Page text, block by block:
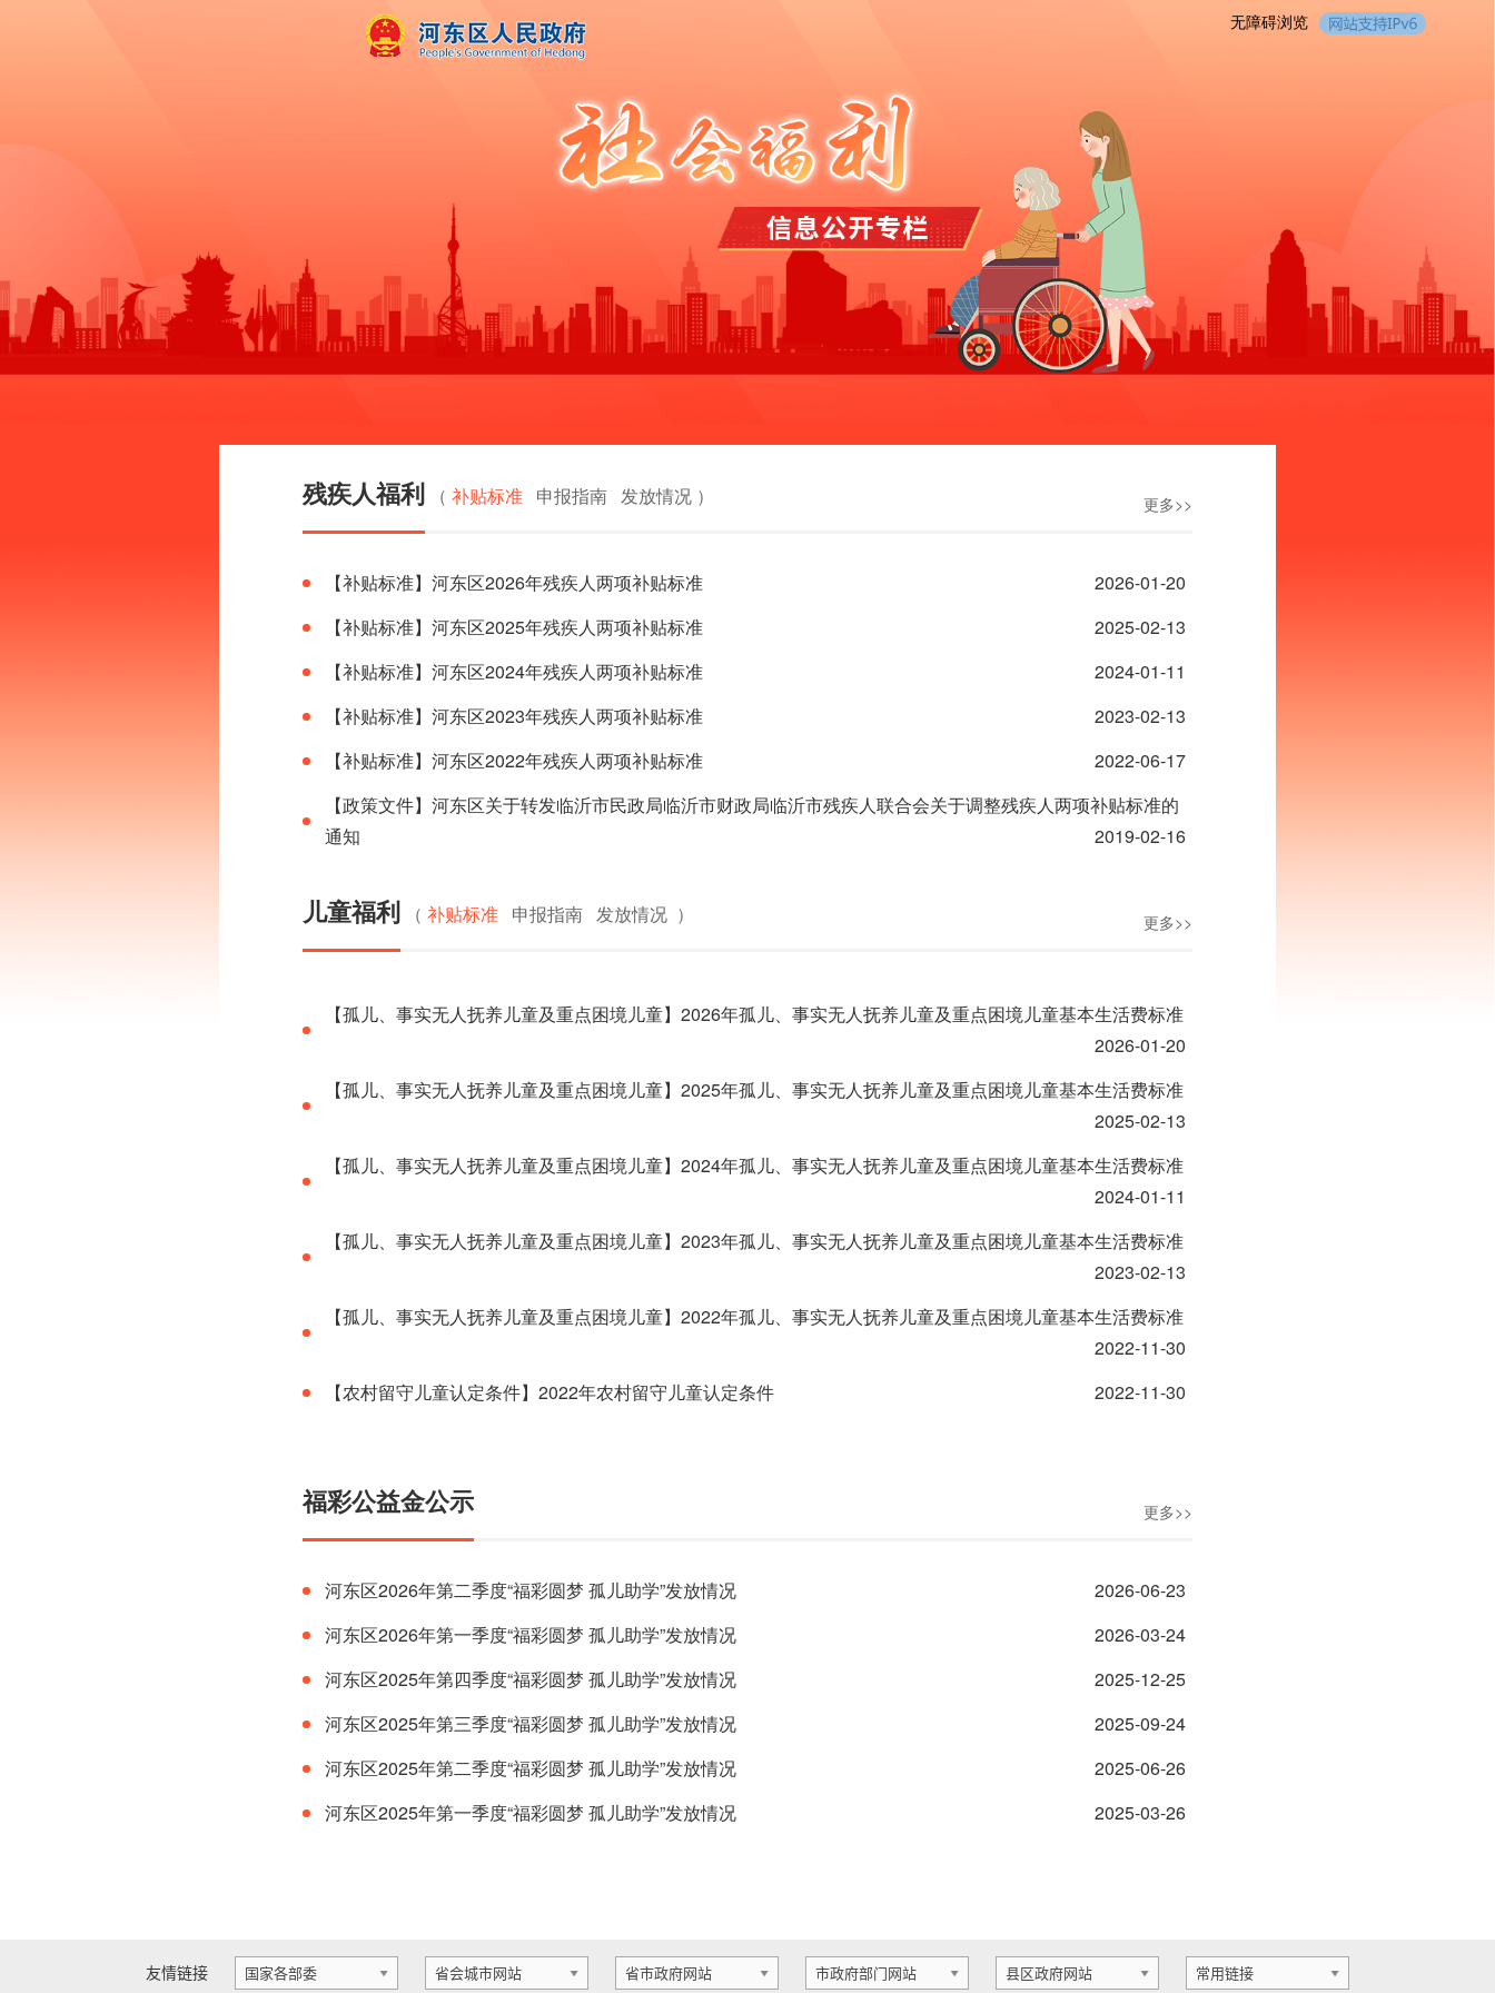
无障碍浏览
残疾人福利 （ 补贴标准 申报指南 发放情况 ） 更多>>
【补贴标准】河东区2026年残疾人两项补贴标准
2026-01-20
【补贴标准】河东区2025年残疾人两项补贴标准
2025-02-13
【补贴标准】河东区2024年残疾人两项补贴标准
2024-01-11
【补贴标准】河东区2023年残疾人两项补贴标准
2023-02-13
【补贴标准】河东区2022年残疾人两项补贴标准
2022-06-17
【政策文件】河东区关于转发临沂市民政局临沂市财政局临沂市残疾人联合会关于调整残疾人两项补贴标准的
通知
2019-02-16
儿童福利 （ 补贴标准 申报指南 发放情况 ） 更多>>
【孤儿、事实无人抚养儿童及重点困境儿童】2026年孤儿、事实无人抚养儿童及重点困境儿童基本生活费标准
2026-01-20
【孤儿、事实无人抚养儿童及重点困境儿童】2025年孤儿、事实无人抚养儿童及重点困境儿童基本生活费标准
2025-02-13
【孤儿、事实无人抚养儿童及重点困境儿童】2024年孤儿、事实无人抚养儿童及重点困境儿童基本生活费标准
2024-01-11
【孤儿、事实无人抚养儿童及重点困境儿童】2023年孤儿、事实无人抚养儿童及重点困境儿童基本生活费标准
2023-02-13
【孤儿、事实无人抚养儿童及重点困境儿童】2022年孤儿、事实无人抚养儿童及重点困境儿童基本生活费标准
2022-11-30
【农村留守儿童认定条件】2022年农村留守儿童认定条件
2022-11-30
福彩公益金公示 更多>>
河东区2026年第二季度“福彩圆梦 孤儿助学”发放情况
2026-06-23
河东区2026年第一季度“福彩圆梦 孤儿助学”发放情况
2026-03-24
河东区2025年第四季度“福彩圆梦 孤儿助学”发放情况
2025-12-25
河东区2025年第三季度“福彩圆梦 孤儿助学”发放情况
2025-09-24
河东区2025年第二季度“福彩圆梦 孤儿助学”发放情况
2025-06-26
河东区2025年第一季度“福彩圆梦 孤儿助学”发放情况
2025-03-26